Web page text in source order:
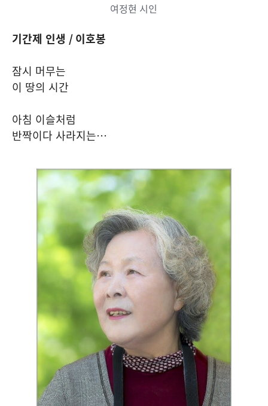
여정현 시인
기간제 인생 /이호봉
잠시 머무는
이 땅의 시간
아침 이슬처럼
반짝이다 사라지는…